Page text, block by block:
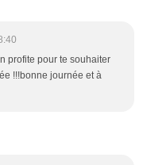
profite pour te souhaiter
!!!bonne journée et à